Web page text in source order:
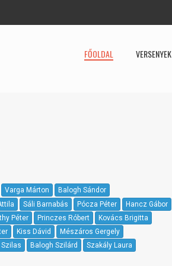
FŐOLDAL VERSENYEK
Varga Márton
Balogh Sándor
Sáli Barnabás Pócza Péter
Hancz Gábor
Péter Princzes Róbert
Kovács Brigitta
Kiss Dávid
Mészáros Gergely
Szilas Balogh Szilárd Szakály Laura